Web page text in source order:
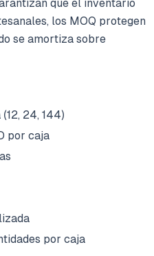
que el inventario
los MOQ protegen
se amortiza sobre
24, 144)
por caja
por caja